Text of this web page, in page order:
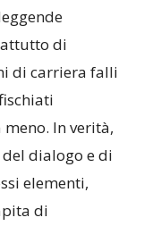
di
di carriera falli
In verità,
dialogo e di
elementi,
di